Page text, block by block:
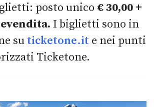
posto unico € 30,00 +
I biglietti sono in
su ticketone.it e nei punti
Ticketone.